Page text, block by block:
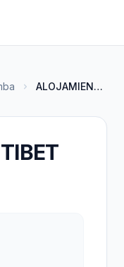
ALOJAMIENTO TIBET